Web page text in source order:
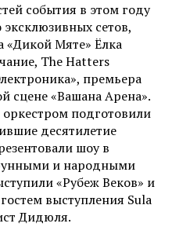
события в этом году
сетов,
Мяте» Ёлка
The Hatters
премьера
сцене «Вашана Арена».
подготовили
десятилетие
шоу в
и народными
«Рубеж Веков» и
выступления Sula
Дидюля.